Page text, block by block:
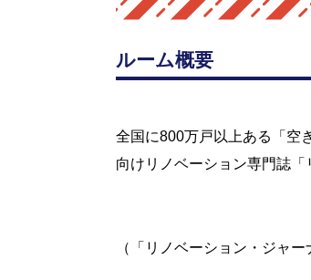
ルーム概要
全国に800万戸以上ある「空
向けリノベーション専門誌「
（「リノベーション・ジャ